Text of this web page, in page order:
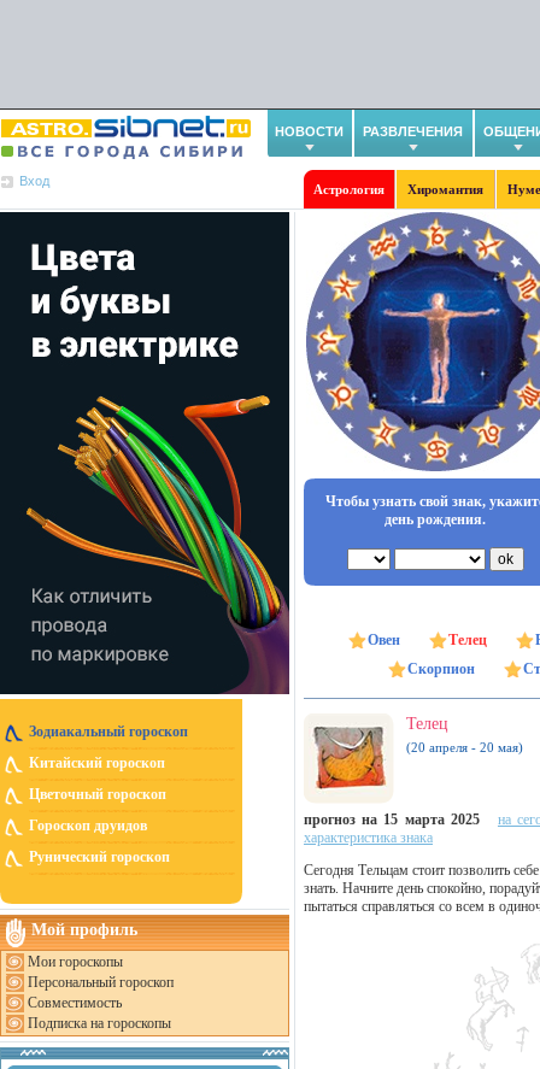
НОВОСТИ РАЗВЛЕЧЕНИЯ
Вход
Астрология Хиромантия
Зодиакальный гороскоп
Китайский гороскоп
Цветочный гороскоп
Гороскоп друидов
Рунический гороскоп
Мой профиль
Мои гороскопы
Персональный гороскоп
Совместимость
Подписка на гороскопы
Чтобы узнать свой знак,
день рождения.
Овен Телец
Скорпион
Телец
(20 апреля - 20 мая)
прогноз на 15 марта 2025
на
характеристика знака
Сегодня Тельцам стоит позволить
знать. Начните день спокойно,
пытаться справляться со всем в